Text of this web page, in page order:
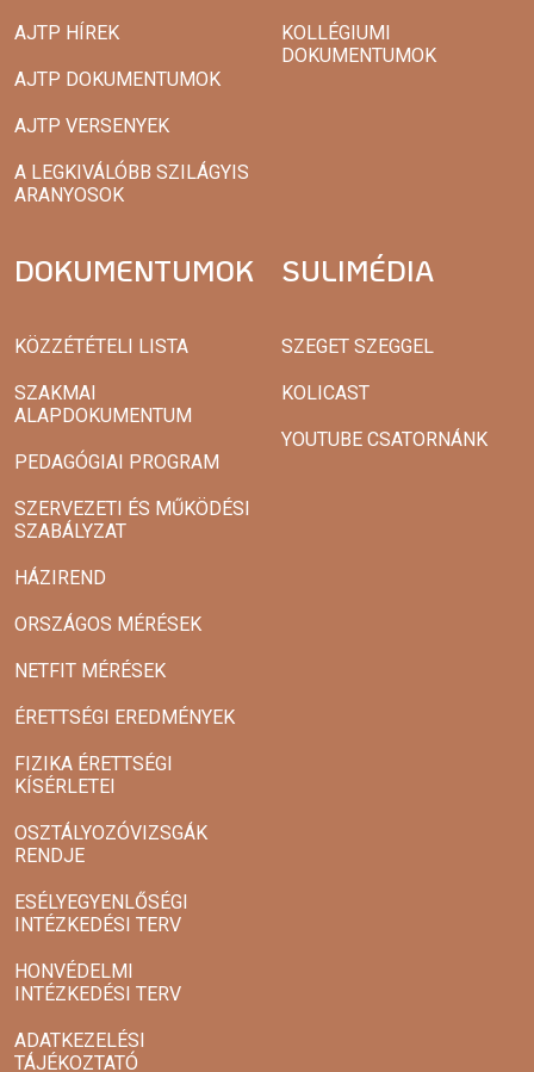
AJTP HÍREK
AJTP DOKUMENTUMOK
AJTP VERSENYEK
A LEGKIVÁLÓBB SZILÁGYIS
ARANYOSOK
KOLLÉGIUMI
DOKUMENTUMOK
DOKUMENTUMOK
KÖZZÉTÉTELI LISTA
SZAKMAI
ALAPDOKUMENTUM
PEDAGÓGIAI PROGRAM
SZERVEZETI ÉS MŰKÖDÉSI
SZABÁLYZAT
HÁZIREND
ORSZÁGOS MÉRÉSEK
NETFIT MÉRÉSEK
ÉRETTSÉGI EREDMÉNYEK
FIZIKA ÉRETTSÉGI
KÍSÉRLETEI
OSZTÁLYOZÓVIZSGÁK
RENDJE
ESÉLYEGYENLŐSÉGI
INTÉZKEDÉSI TERV
HONVÉDELMI
INTÉZKEDÉSI TERV
ADATKEZELÉSI
TÁJÉKOZTATÓ
SULIMÉDIA
SZEGET SZEGGEL
KOLICAST
YOUTUBE CSATORNÁNK